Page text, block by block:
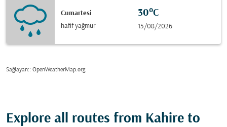
Cumartesi
hafif yağmur
30°C
15/08/2026
Sağlayan:: OpenWeatherMap.org
Explore all routes from Kahire to